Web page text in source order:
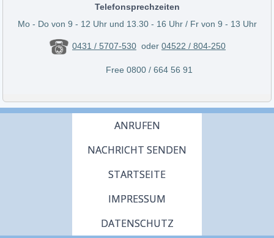
Telefonsprechzeiten
Mo - Do von 9 - 12 Uhr und 13.30 - 16 Uhr / Fr von 9 - 13 Uhr
0431 / 5707-530 oder 04522 / 804-250
Free 0800 / 664 56 91
ANRUFEN
NACHRICHT SENDEN
STARTSEITE
IMPRESSUM
DATENSCHUTZ